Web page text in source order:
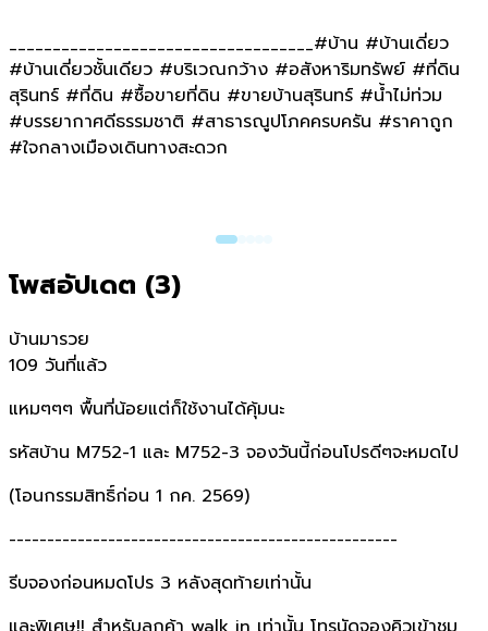
___________________________________#บ้าน #บ้านเดี่ยว
#บ้านเดี่ยวชั้นเดียว #บริเวณกว้าง #อสังหาริมทรัพย์ #ที่ดิน
สุรินทร์ #ที่ดิน #ซื้อขายที่ดิน #ขายบ้านสุรินทร์ #น้ำไม่ท่วม
#บรรยากาศดีธรรมชาติ #สาธารณูปโภคครบครัน #ราคาถูก
#ใจกลางเมืองเดินทางสะดวก
โพสอัปเดต (3)
บ้านมารวย
109 วันที่แล้ว
แหมๆๆๆ พื้นที่น้อยแต่ก็ใช้งานได้คุ้มนะ
รหัสบ้าน M752-1 และ M752-3 จองวันนี้ก่อนโปรดีๆจะหมดไป
(โอนกรรมสิทธิ์ก่อน 1 กค. 2569)
---------------------------------------------------
รีบจองก่อนหมดโปร 3 หลังสุดท้ายเท่านั้น